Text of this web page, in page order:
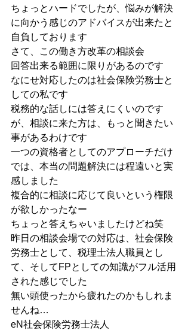
ちょっとハードでしたが、悩みが解決
に向かう感じのアドバイスが出来たと
自負しております
さて、この働き方改革の相談会
回答出来る範囲に限りがあるのです
なにせ対応したのは社会保険労務士と
しての私です
税務的な話しには答えにくいのです
が、相談に来た方は、もっと聞きたい
事があるわけです
一つの資格者としてのアプローチだけ
では、本当の問題解決には程遠いと実
感しました
複合的に相談に応じて良いという権限
が欲しかったなー
ちょっと答えちゃいましたけどね笑
昨日の相談会場での対応は、社会保険
労務士として、税理士法人職員とし
て、そしてFPとしての知識がフル活用
された感じでした
無い頭使ったから疲れたのかもしれま
せんね…
eN社会保険労務士法人